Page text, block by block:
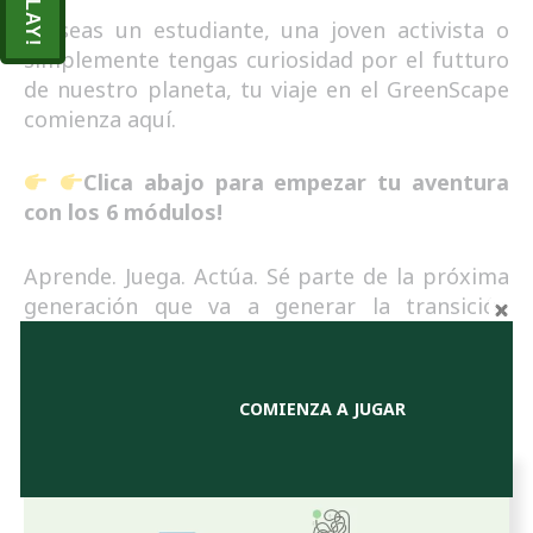
Ya seas un estudiante, una joven activista o
simplemente tengas curiosidad por el futturo
de nuestro planeta, tu viaje en el GreenScape
comienza aquí.
Clica abajo para empezar tu aventura
con los 6 módulos!
Aprende. Juega. Actúa. Sé parte de la próxima
generación que va a generar la transición
Los Módulos Educativos GreenScape y la Escape Room
PLAY!
COMIENZA A JUGAR